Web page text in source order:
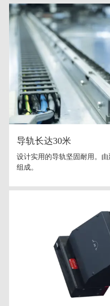
导轨长达30米
设计实用的导轨坚固耐用。
组成。